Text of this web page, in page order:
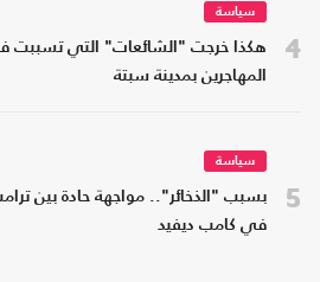
4
سياسة
هكذا خرجت "الشائعات" التي تسببت
المهاجرين بمدينة سبتة
5
سياسة
بسبب "الذخائر".. مواجهة حادة بين
في كامب ديفيد